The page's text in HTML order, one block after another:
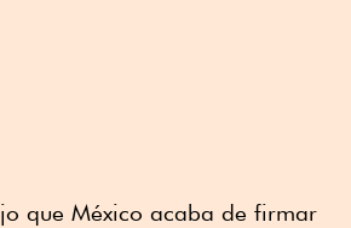
que México acaba de firmar